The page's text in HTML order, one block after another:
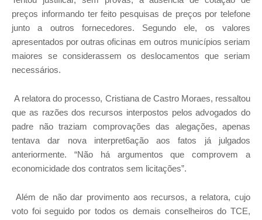
preços informando ter feito pesquisas de preços por telefone
junto a outros fornecedores. Segundo ele, os valores
apresentados por outras oficinas em outros municípios seriam
maiores se considerassem os deslocamentos que seriam
necessários.
A relatora do processo, Cristiana de Castro Moraes, ressaltou
que as razões dos recursos interpostos pelos advogados do
padre não traziam comprovações das alegações, apenas
tentava dar nova interpret6ação aos fatos já julgados
anteriormente. “Não há argumentos que comprovem a
economicidade dos contratos sem licitações”.
Além de não dar provimento aos recursos, a relatora, cujo
voto foi seguido por todos os demais conselheiros do TCE,